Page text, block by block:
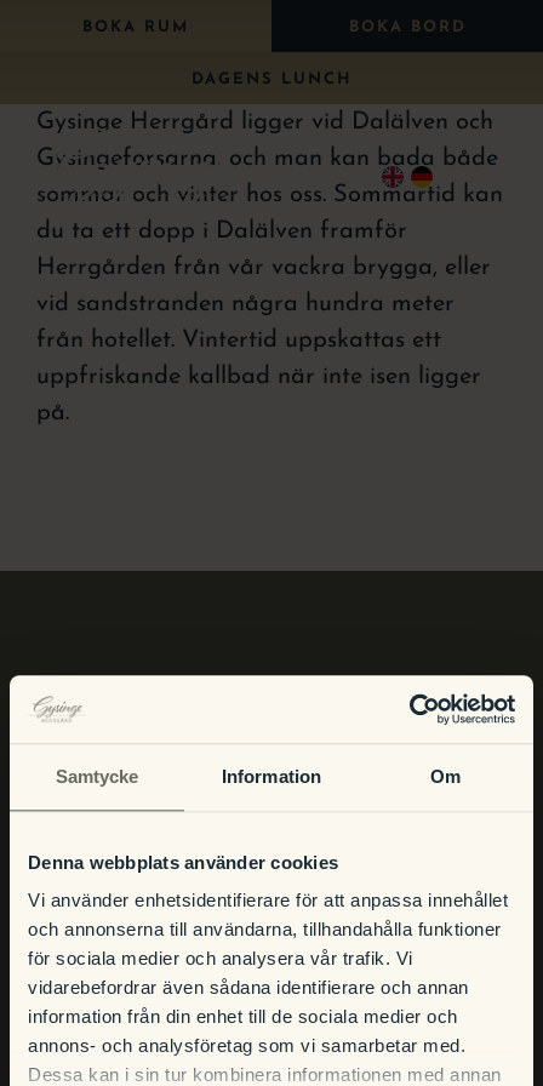
Samtycke Information Om
Denna webbplats använder cookies
Vi använder enhetsidentifierare för att anpassa innehållet
och annonserna till användarna, tillhandahålla funktioner
för sociala medier och analysera vår trafik. Vi
vidarebefordrar även sådana identifierare och annan
information från din enhet till de sociala medier och
annons- och analysföretag som vi samarbetar med.
Dessa kan i sin tur kombinera informationen med annan
FortsättBOKA RUM BOKA BORD
DAGENS LUNCH
Bo
Äta
Paket
Kontakt
Gysinge Herrgård ligger vid Dalälven och
Gysingeforsarna, och man kan bada både
sommar och vinter hos oss. Sommartid kan
du ta ett dopp i Dalälven framför
Herrgården från vår vackra brygga, eller
vid sandstranden några hundra meter
från hotellet. Vintertid uppskattas ett
uppfriskande kallbad när inte isen ligger
på.
INFO
Öppettider
Hitta hit och kontakt
Integritetspolicy
Bokningsvillkor
Våra rum